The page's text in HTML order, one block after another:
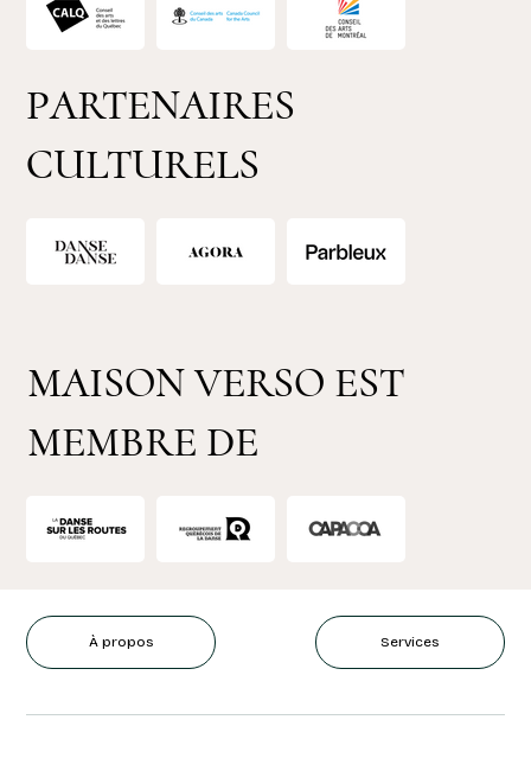
PARTENAIRES
CULTURELS
À propos Services
MAISON VERSO EST
MEMBRE DE